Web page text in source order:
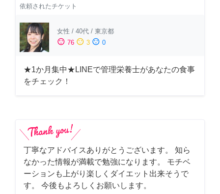
依頼されたチケット
女性 / 40代 / 東京都
sentiment_satisfied 76 sentiment_neutral 3 sentiment_dissatisfied 0
★1か月集中★LINEで管理栄養士があなたの食事
をチェック！
丁寧なアドバイスありがとうございます。 知ら
なかった情報が満載で勉強になります。 モチベ
ーションも上がり楽しくダイエット出来そうで
す。 今後もよろしくお願いします。